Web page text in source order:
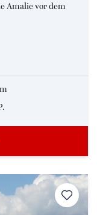
Amalie vor dem